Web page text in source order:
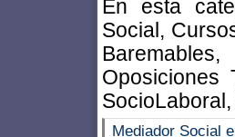
En esta
Social,
Oposiciones
Mediador Social